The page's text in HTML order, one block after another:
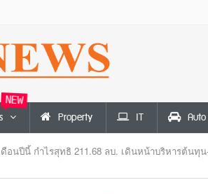
NEW
Property IT Auto
ดือนปีนี้ กำไรสุทธิ 211.68 ลบ. เดินหน้าบริหารต้น